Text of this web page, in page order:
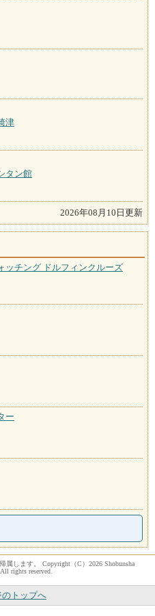
津
タン館
2026年08月10日更新
ッチング ドルフィンクルーズ
ー
します。 Copyright（C）2026 Shobunsha
rights reserved.
のトップへ